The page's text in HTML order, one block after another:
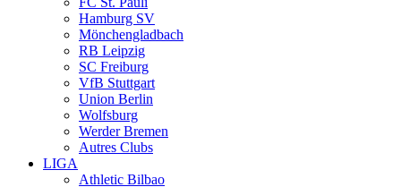
Hamburg SV
Mönchengladbach
RB Leipzig
SC Freiburg
VfB Stuttgart
Union Berlin
Wolfsburg
Werder Bremen
Autres Clubs
LIGA
Athletic Bilbao